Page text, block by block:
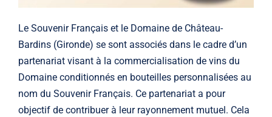
Le Souvenir Français et le Domaine de Château-
Bardins (Gironde) se sont associés dans le cadre d’un
partenariat visant à la commercialisation de vins du
Domaine conditionnés en bouteilles personnalisées au
nom du Souvenir Français. Ce partenariat a pour
objectif de contribuer à leur rayonnement mutuel. Cela